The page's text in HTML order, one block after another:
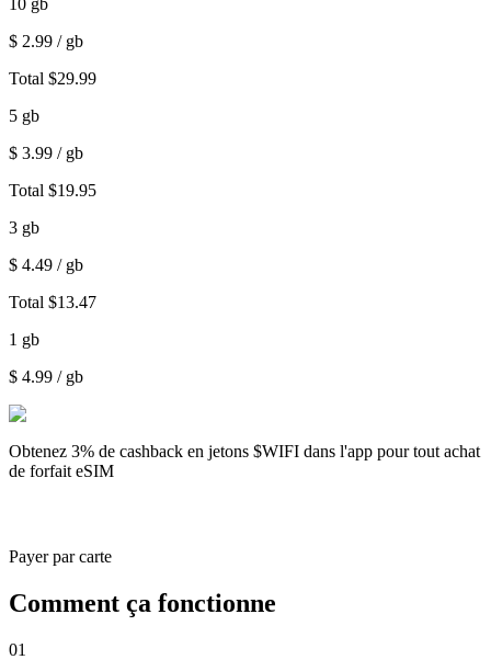
$ 2.99 / gb
Total $29.99
5 gb
$ 3.99 / gb
Total $19.95
3 gb
$ 4.49 / gb
Total $13.47
1 gb
$ 4.99 / gb
Obtenez 3% de cashback en jetons $WIFI dans l'app pour tout achat
de forfait eSIM
Payer par carte
Comment ça fonctionne
01